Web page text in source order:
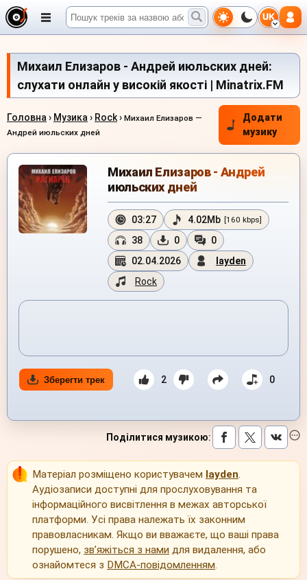
UK
Михаил Елизаров - Андрей июльских дней:
слухати онлайн у високій якості | Minatrix.FM
Головна › Музика › Rock› Михаил Елизаров —
Андрей июльских дней
Додати
музику
Михаил Елизаров - Андрей
июльских дней
03:27 4.02Mb [160 kbps]
38 0
0
02.04.2026
layden
Rock
Зберегти трек 2 0
Поділитися музикою:
Матеріал розміщено користувачем layden.
Аудіозаписи доступні для прослуховування та
інформаційного висвітлення в межах авторської
платформи. Усі права належать їх законним
правовласникам. Якщо ви вважаєте, що ваші права
порушено, зв’яжіться з нами для видалення, або
ознайомтеся з DMCA-повідомленням.